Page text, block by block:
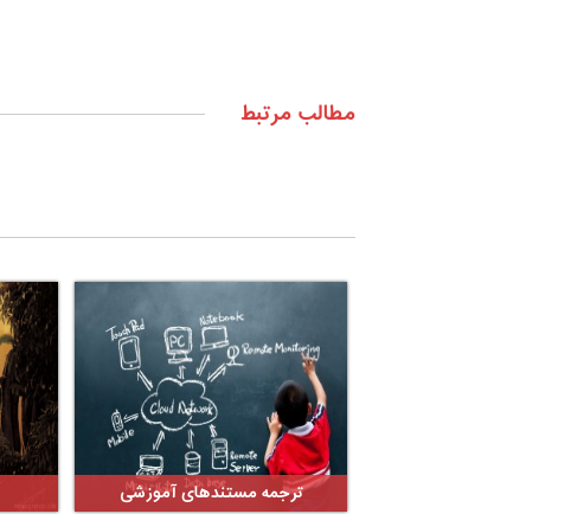
مطالب مرتبط
ترجمه مستندهای آموزشی